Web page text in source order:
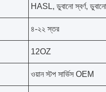
HASL, ডুবানো স্বর্ণ,
৪-২২ স্তর
12OZ
ওয়ান স্টপ সার্ভিস OEM